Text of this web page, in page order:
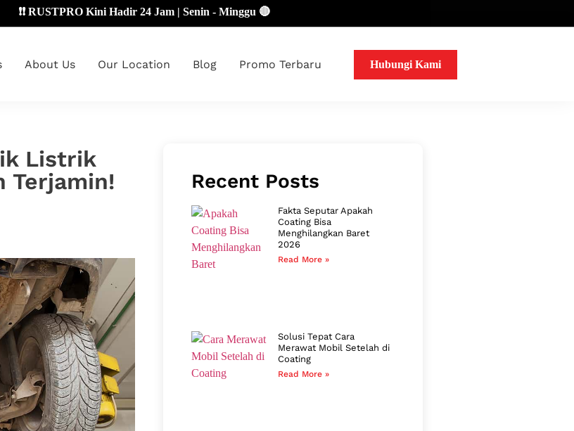
Kini Hadir 24 Jam | Senin - Minggu 🔴
About Us Our Location Blog Promo Terbaru Hubungi Kami
Listrik
Terjamin!
Recent Posts
Fakta Seputar Apakah
Coating Bisa
Menghilangkan Baret
2026
Read More »
Solusi Tepat Cara
Merawat Mobil Setelah di
Coating
Read More »